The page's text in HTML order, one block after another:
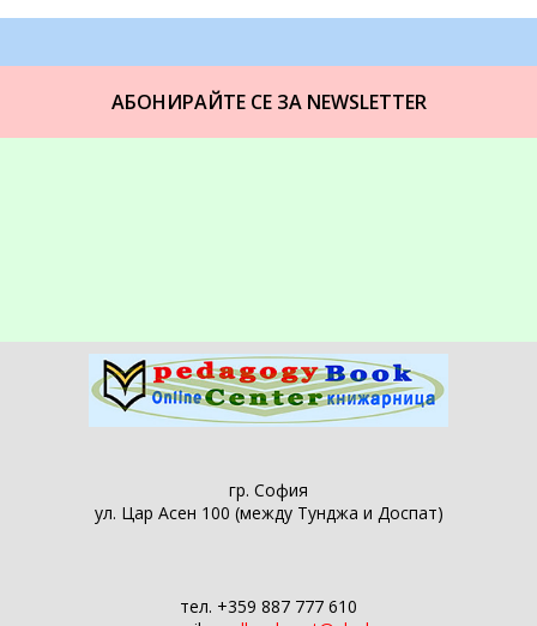
АБОНИРАЙТЕ СЕ ЗА NEWSLETTER
гр. София
ул. Цар Асен 100 (между Тунджа и Доспат)
тел. +359 887 777 610